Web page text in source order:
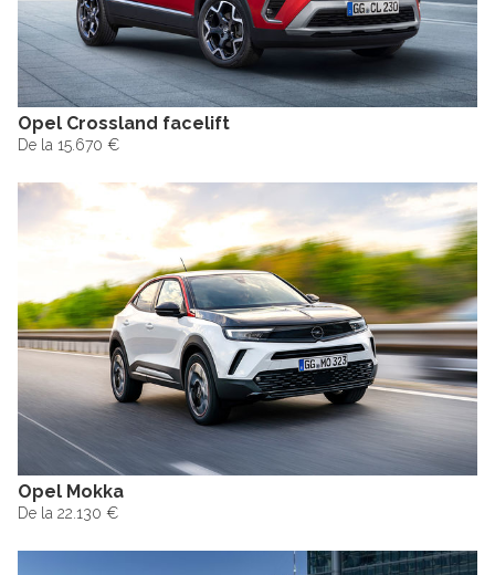
Opel Crossland facelift
De la 15.670 €
Opel Mokka
De la 22.130 €